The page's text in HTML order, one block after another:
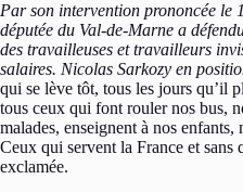
Par son intervention prononcée le
députée du Val-de-Marne a
des travailleuses et travailleurs
salaires. Nicolas Sarkozy en
qui se lève tôt, tous les jours qu’il
tous ceux qui font rouler nos bus,
malades, enseignent à nos
Ceux qui servent la France et sans
exclamée.